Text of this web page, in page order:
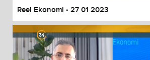
Reel Ekonomi - 27 01 2023